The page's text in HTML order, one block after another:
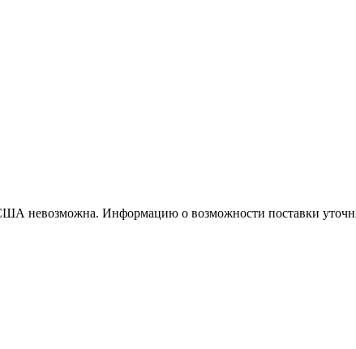
невозможна. Информацию о возможности поставки